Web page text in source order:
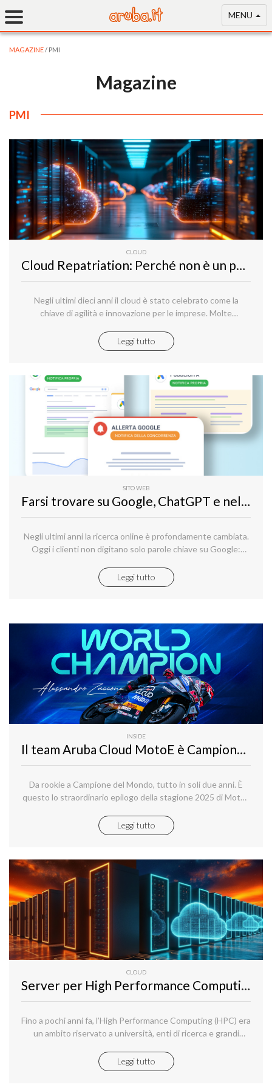
MENU
MAGAZINE/ PMI
Magazine
PMI
CLOUD
Cloud Repatriation: Perché non è un passo indietro (ma un’evoluzione strategica)
Negli ultimi dieci anni il cloud è stato celebrato come la
chiave di agilità e innovazione per le imprese. Molte
spostando rapidamente applicazioni e dati sulle grandi
piattaforme pubbliche globali.
Leggi tutto
SITO WEB
Farsi trovare su Google, ChatGPT e nella ricerca AI: la nuova visibilità online con rankingCoach
Negli ultimi anni la ricerca online è profondamente cambiata.
Oggi i clienti non digitano solo parole chiave su Google:
nuova ricerca generativa di Google di trovare ciò di cui hanno
bisogno.
Leggi tutto
INSIDE
Il team Aruba Cloud MotoE è Campione del Mondo con Alessandro Zaccone che conquista titolo iridato nella categoria elettrica della MotoGP
Da rookie a Campione del Mondo, tutto in soli due anni. È
questo lo straordinario epilogo della stagione 2025 di MotoE
insieme ad Alessandro Zaccone, protagonista di un anno
straordinario e di un sabato elettrizzante sul circuito di
Leggi tutto
CLOUD
Server per High Performance Computing: potenza e affidabilità per elaborazioni intensive
Fino a pochi anni fa, l’High Performance Computing (HPC) era
un ambito riservato a università, enti di ricerca e grandi
infrastrutture data center e alla disponibilità di server
dedicati che possono essere configurati in modo
Leggi tutto